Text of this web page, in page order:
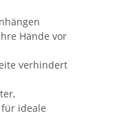
Hände vor
verhindert
ideale